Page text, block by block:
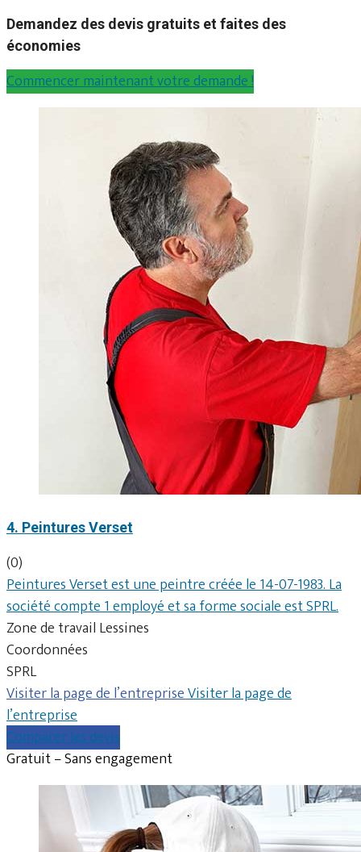
Demandez des devis gratuits et faites des
économies
Commencer maintenant votre demande !
4. Peintures Verset
(0)
Peintures Verset est une peintre créée le 14-07-1983. La
société compte 1 employé et sa forme sociale est SPRL.
Zone de travail Lessines
Coordonnées
SPRL
Visiter la page de l’entrepriseVisiter la page de
l’entreprise
Comparer les devis
Gratuit – Sans engagement